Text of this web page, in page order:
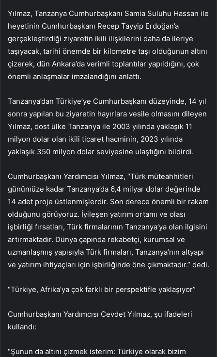
Yılmaz, Tanzanya Cumhurbaşkanı Samia Suluhu Hassan ile
heyetinin Cumhurbaşkanı Recep Tayyip Erdoğan’a
gerçekleştirdiği ziyaretin ikili ilişkilerini daha da ileriye
taşıyacak, tarihi önemde bir kilometre taşı olduğunun altını
çizerek, dün Ankara’da verimli toplantılar yapıldığını, çok
önemli anlaşmalar imzalandığını anlattı.
Tanzanya’dan Türkiye’ye Cumhurbaşkanı düzeyinde, 14 yıl
sonra yapılan bu ziyaretin hayırlara vesile olmasını dileyen
Yılmaz, dost ülke Tanzanya ile 2003 yılında yaklaşık 11
milyon dolar olan ikili ticaret hacminin, 2023 yılında
yaklaşık 350 milyon dolar seviyesine ulaştığını bildirdi.
Cumhurbaşkanı Yardımcısı Yılmaz, “Türk müteahhitleri
günümüze kadar Tanzanya’da 6,4 milyar dolar değerinde
14 adet proje üstlenmişlerdir. Son derece önemli bir rakam
olduğunu görüyoruz. İyileşen yatırım ortamı ve olası
işbirliği fırsatları, Türk firmalarının Tanzanya’ya olan ilgisini
artırmaktadır. Dünya çapında rekabetçi, kurumsal ve
uzmanlaşmış yapısıyla Türk firmaları, Tanzanya’nın altyapı
ve yatırım ihtiyaçları için işbirliğinde öne çıkmaktadır.” dedi.
“Türkiye, Afrika’ya çok farklı bir perspektifle yaklaşıyor”
Cumhurbaşkanı Yardımcısı Cevdet Yılmaz, şu ifadeleri
kullandı:
“Şunun da altını çizmek isterim: Türkiye olarak bizim